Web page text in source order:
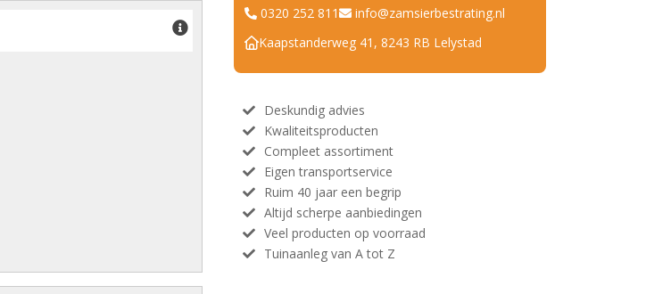
0320 252 811
info@zamsierbestrating.nl
Kaapstanderweg 41, 8243 RB Lelystad
Deskundig advies
Kwaliteitsproducten
Compleet assortiment
Eigen transportservice
Ruim 40 jaar een begrip
Altijd scherpe aanbiedingen
Veel producten op voorraad
Tuinaanleg van A tot Z